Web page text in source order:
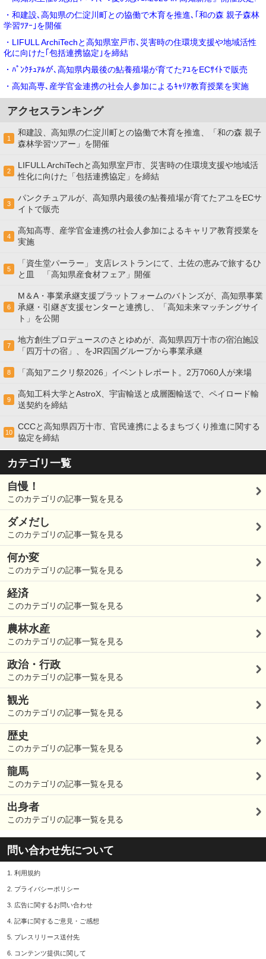
・和建設､高知県の仁淀川町との協働で木育を推進､｢和の森 親子森林
学習ﾂｱｰ｣を開催
・LIFULL ArchiTechと高知県室戸市､災害時の住環境支援や地域活性
化に向けた｢包括連携協定｣を締結
・ﾊﾟﾝｸﾁｭｱﾙが､高知県内最後の鮎養殖場が育てたｱﾕをECｻｲﾄで販売
・高知高専､産学官金連携の社会⼈参加によるｷｬﾘｱ教育授業を実施
アクセスランキング
1
和建設、高知県の仁淀川町との協働で木育を推進、「和の森 親子
森林学習ツアー」を開催
2
LIFULL ArchiTechと高知県室戸市、災害時の住環境支援や地域活
性化に向けた「包括連携協定」を締結
3
パンクチュアルが、高知県内最後の鮎養殖場が育てたアユをECサ
イトで販売
4
高知高専、産学官金連携の社会⼈参加によるキャリア教育授業を
実施
5
「資生堂パーラー」 支店レストランにて、土佐の恵みで旅するひ
と皿 「高知県産食材フェア」開催
6
M＆A・事業承継支援プラットフォームのバトンズが、高知県事業
承継・引継ぎ支援センターと連携し、「高知未来マッチングサイ
ト」を公開
7
地方創生プロデュースのさとゆめが、高知県四万十市の宿泊施設
「四万十の宿」、をJR四国グループから事業承継
8 「高知アニクリ祭2026」イベントレポート。2万7060人が来場
9
高知工科大学とAstroX、宇宙輸送と成層圏輸送で、ペイロード輸
送契約を締結
10
CCCと高知県四万十市、官民連携によるまちづくり推進に関する
協定を締結
カテゴリ一覧
自慢！
このカテゴリの記事一覧を見る
ダメだし
このカテゴリの記事一覧を見る
何か変
このカテゴリの記事一覧を見る
経済
このカテゴリの記事一覧を見る
農林水産
このカテゴリの記事一覧を見る
政治・行政
このカテゴリの記事一覧を見る
観光
このカテゴリの記事一覧を見る
歴史
このカテゴリの記事一覧を見る
龍馬
このカテゴリの記事一覧を見る
出身者
このカテゴリの記事一覧を見る
問い合わせ先について
1. 利用規約
2. プライバシーポリシー
3. 広告に関するお問い合わせ
4. 記事に関するご意見・ご感想
5. プレスリリース送付先
6. コンテンツ提供に関して